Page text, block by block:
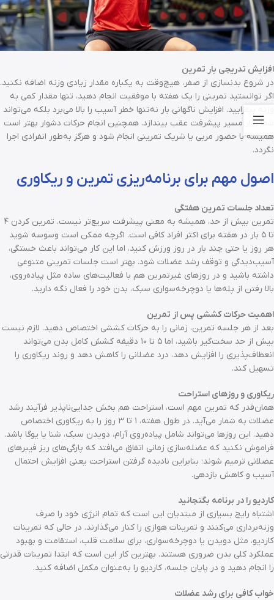
افزایش تدریجی بار تمرین
در شروع بدنسازی از صفر، هیچ‌وقت به یکباره مقدار زیادی وزنه اضافه نکنید.
اگر توانستید تمرینی را یک هفته با موفقیت انجام دهید، تنها مقدار کمی به
وزنه بیفزایید. افزایش ناگهانی بار نه‌تنها خطر آسیب را بالا می‌برد بلکه می‌تواند
شما را از مسیر پیشرفت عقب بیندازد. همچنین انجام حرکات دشوار بهتر است
همیشه با حضور مربی یا شریک تمرینی انجام شود و هرگز به‌طور انفرادی اجرا
نگردد.
اصول مهم برای برنامه‌ریزی تمرین و ریکاوری
تعداد جلسات تمرین هفتگی
تمرین بیش از حد، همیشه به معنی پیشرفت سریع‌تر نیست. تمرین کردن ۴
تا ۵ بار در هفته برای اکثر افراد کافی است. اگرچه ممکن است وسوسه شوید
هر روز یا حتی چند بار در روز ورزش کنید، اما این کار می‌تواند باعث خستگی،
آسیب‌دیدگی و توقف رشد عضلات شود. بهتر است جلسات تمرینی متنوعی
داشته باشید و در روزهای غیرتمرین هم با فعالیت‌های ساده مثل پیاده‌روی،
بالا رفتن از پله‌ها یا دوچرخه‌سواری سبک، بدن خود را فعال نگه دارید.
اهمیت حرکات کششی پس از تمرین
بعد از هر جلسه تمرین، زمانی را به حرکات کششی اختصاص دهید. لازم نیست
بیش از حد سخت‌گیر باشید، اما ۵ تا ۱۰ دقیقه کشش کامل بدن می‌تواند
انعطاف‌پذیری را افزایش دهد، درد عضلانی را کاهش دهد و روند ریکاوری را
تسهیل کند.
ریکاوری و روزهای استراحت
همان‌قدر که تمرین مهم است، استراحت هم بخش جدایی‌ناپذیر فرآیند رشد
عضلات به شمار می‌آید. در طول هفته، ۱ تا ۳ روز را به ریکاوری اختصاص
دهید. این روزها می‌تواند شامل پیاده‌روی آرام، دویدن سبک، شنا یا یوگا باشد.
فراموش نکنید که عضله‌سازی زمانی اتفاق می‌افتد که پارگی‌های ریز فیبرهای
عضلانی ترمیم شوند؛ بنابراین نادیده گرفتن استراحت یعنی افزایش احتمال
آسیب و کاهش بازدهی.
کاردیو را در برنامه بگنجانید
اشتباه رایج بسیاری از مبتدیان این است که تمام انرژی خود را صرف
وزنه‌برداری می‌کنند و تمرینات هوازی را کنار می‌گذارند. در حالی که تمرینات
کاردیو، مثل دویدن یا دوچرخه‌سواری، برای سلامت قلب، استقامت و بهبود
عملکرد کلی بدن ضروری هستند. بهترین کار این است که ابتدا تمرینات قدرتی
را انجام دهید و در پایان جلسه، کاردیو را به‌عنوان مکمل اضافه کنید.
خواب کافی برای رشد عضلات